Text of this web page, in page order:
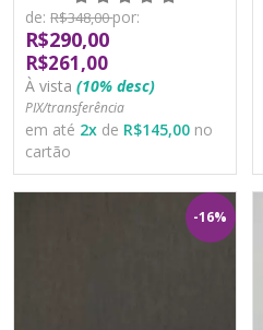
de: R$348,00por:
R$290,00
R$261,00
À vista (10% desc)
PIX/transferência
em até 2x de R$145,00 no
cartão
-16%